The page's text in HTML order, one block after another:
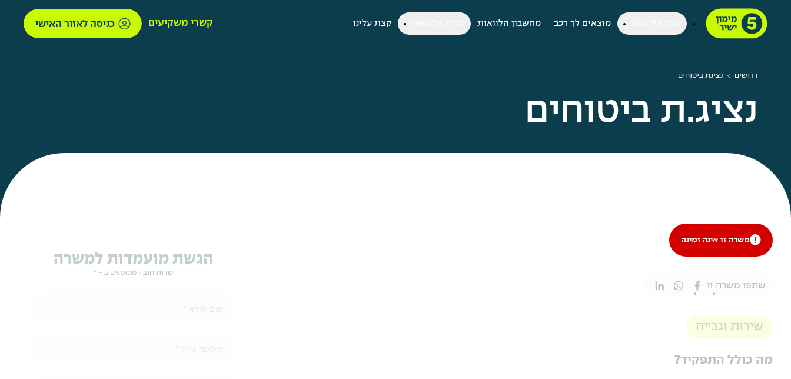
מוצאים לך רכב מחשבון הלוואות קצת עלינו קשרי משקיעים כניסה לאזור האישי
דרושים נציגת ביטוחים
נציג.ת ביטוחים
משרה זו אינה זמינה
שתפו משרה זו
שירות וגבייה
מה כולל התפקיד?
הגשת מועמדות למשרה
שדות חובה מסומנים ב - *